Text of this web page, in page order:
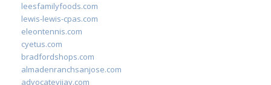
leesfamilyfoods.com
lewis-lewis-cpas.com
eleontennis.com
cyetus.com
bradfordshops.com
almadenranchsanjose.com
advocatevijay.com